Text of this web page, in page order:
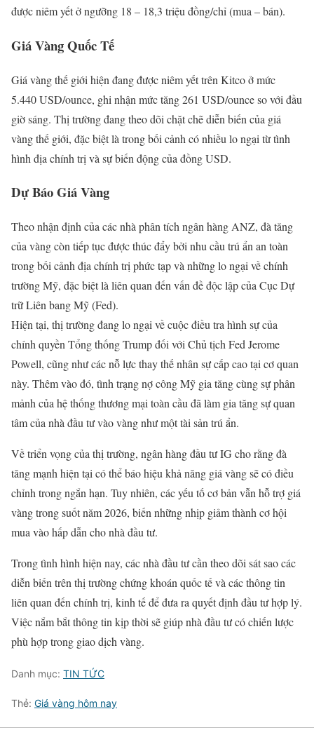
được niêm yết ở ngưỡng 18 – 18,3 triệu đồng/chỉ (mua – bán).
Giá Vàng Quốc Tế
Giá vàng thế giới hiện đang được niêm yết trên Kitco ở mức
5.440 USD/ounce, ghi nhận mức tăng 261 USD/ounce so với đầu
giờ sáng. Thị trường đang theo dõi chặt chẽ diễn biến của giá
vàng thế giới, đặc biệt là trong bối cảnh có nhiều lo ngại từ tình
hình địa chính trị và sự biến động của đồng USD.
Dự Báo Giá Vàng
Theo nhận định của các nhà phân tích ngân hàng ANZ, đà tăng
của vàng còn tiếp tục được thúc đẩy bởi nhu cầu trú ẩn an toàn
trong bối cảnh địa chính trị phức tạp và những lo ngại về chính
trường Mỹ, đặc biệt là liên quan đến vấn đề độc lập của Cục Dự
trữ Liên bang Mỹ (Fed).
Hiện tại, thị trường đang lo ngại về cuộc điều tra hình sự của
chính quyền Tổng thống Trump đối với Chủ tịch Fed Jerome
Powell, cũng như các nỗ lực thay thế nhân sự cấp cao tại cơ quan
này. Thêm vào đó, tình trạng nợ công Mỹ gia tăng cùng sự phân
mảnh của hệ thống thương mại toàn cầu đã làm gia tăng sự quan
tâm của nhà đầu tư vào vàng như một tài sản trú ẩn.
Về triển vọng của thị trường, ngân hàng đầu tư IG cho rằng đà
tăng mạnh hiện tại có thể báo hiệu khả năng giá vàng sẽ có điều
chỉnh trong ngắn hạn. Tuy nhiên, các yếu tố cơ bản vẫn hỗ trợ giá
vàng trong suốt năm 2026, biến những nhịp giảm thành cơ hội
mua vào hấp dẫn cho nhà đầu tư.
Trong tình hình hiện nay, các nhà đầu tư cần theo dõi sát sao các
diễn biến trên thị trường chứng khoán quốc tế và các thông tin
liên quan đến chính trị, kinh tế để đưa ra quyết định đầu tư hợp lý.
Việc nắm bắt thông tin kịp thời sẽ giúp nhà đầu tư có chiến lược
phù hợp trong giao dịch vàng.
Danh mục: TIN TỨC
Thẻ: Giá vàng hôm nay